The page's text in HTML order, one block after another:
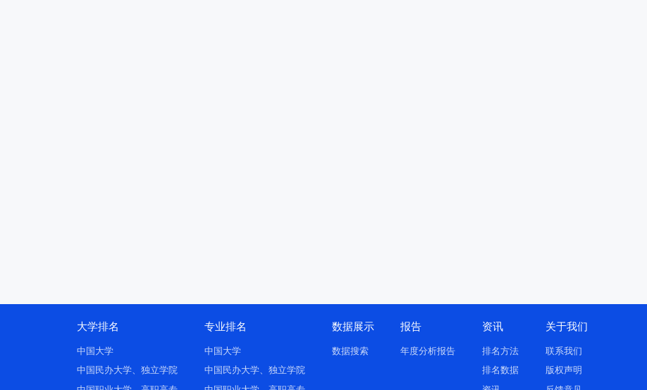
大学排名
中国大学
中国民办大学、独立学院
专业排名
中国大学
中国民办大学、独立学院
数据展示
数据搜索
报告
年度分析报告
资讯
排名方法
排名数据
关于我们
联系我们
版权声明